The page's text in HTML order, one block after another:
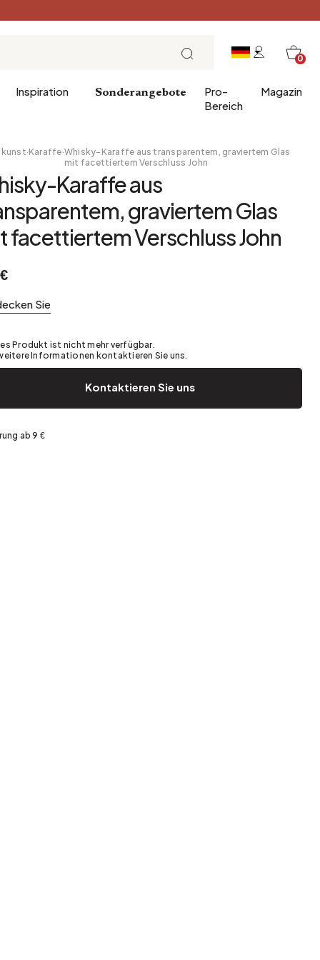
0
das Badezimmer
Eintrag
Esszimmer
Büro
Garten und Terrasse
Inspiration
Frühstück
Brunch
Mittagessen
Frühjahrsaufräumen
Sonderangebote
Pro-
Bereich
Magazin
·Karaffe·Whisky-Karaffe aus transparentem, graviertem Glas
mit facettiertem Verschluss John
Karaffe aus
graviertem Glas
facettiertem Verschluss John
Sie
Produkt ist nicht mehr verfügbar.
Informationen kontaktieren Sie uns.
Kontaktieren Sie uns
ab 9 €